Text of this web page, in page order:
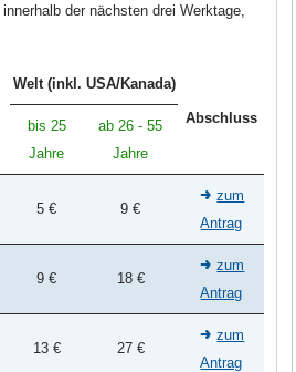
der nächsten drei Werktage,
Welt (inkl. USA/Kanada)
Abschluss
bis 25
Jahre
ab 26 - 55
Jahre
5 € 9 €
zum
Antrag
9 € 18 €
zum
Antrag
13 € 27 €
zum
Antrag